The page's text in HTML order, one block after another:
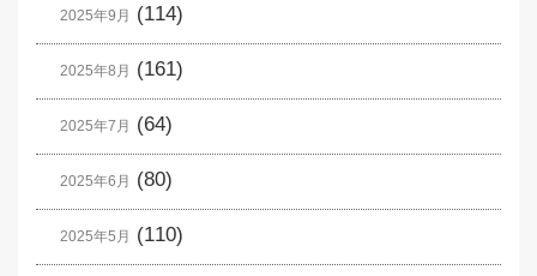
2025年9月 (114)
2025年8月 (161)
2025年7月 (64)
2025年6月 (80)
2025年5月 (110)